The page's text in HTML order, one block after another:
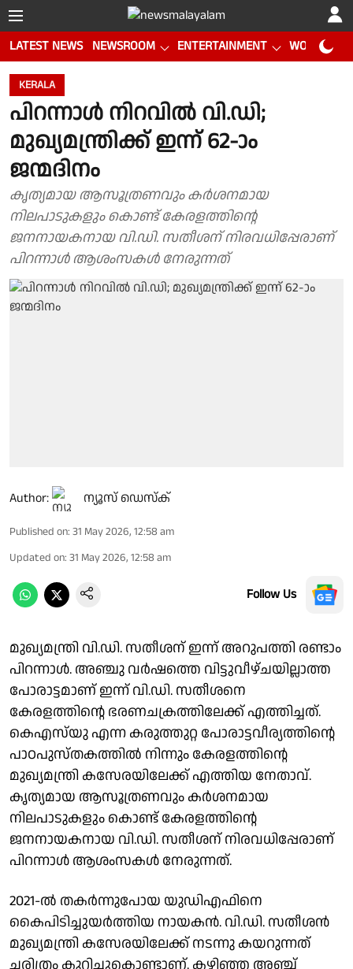
LATEST NEWS NEWSROOM ENTERTAINMENT WORLD CUP
KERALA
പിറന്നാൾ നിറവിൽ വി.ഡി;
മുഖ്യമന്ത്രിക്ക് ഇന്ന് 62-ാം
ജന്മദിനം
കൃത്യമായ ആസൂത്രണവും കർശനമായ
നിലപാടുകളും കൊണ്ട് കേരളത്തിൻ്റെ
ജനനായകനായ വി.ഡി. സതീശന് നിരവധിപ്പേരാണ്
പിറന്നാൾ ആശംസകൾ നേരുന്നത്
Author: ന്യൂസ് ഡെസ്ക്
Published on: 31 May 2026, 12:58 am
Updated on: 31 May 2026, 12:58 am
Follow Us
മുഖ്യമന്ത്രി വി.ഡി. സതീശന് ഇന്ന് അറുപത്തി രണ്ടാം
പിറന്നാൾ. അഞ്ചു വർഷത്തെ വിട്ടുവീഴ്ചയില്ലാത്ത
പോരാട്ടമാണ് ഇന്ന് വി.ഡി. സതീശനെ
കേരളത്തിൻ്റെ ഭരണചക്രത്തിലേക്ക് എത്തിച്ചത്.
കെഎസ്‌യു എന്ന കരുത്തുറ്റ പോരാട്ടവീര്യത്തിന്റെ
പാഠപുസ്തകത്തിൽ നിന്നും കേരളത്തിന്റെ
മുഖ്യമന്ത്രി കസേരയിലേക്ക് എത്തിയ നേതാവ്.
കൃത്യമായ ആസൂത്രണവും കർശനമായ
നിലപാടുകളും കൊണ്ട് കേരളത്തിൻ്റെ
ജനനായകനായ വി.ഡി. സതീശന് നിരവധിപ്പേരാണ്
പിറന്നാൾ ആശംസകൾ നേരുന്നത്.
2021-ൽ തകർന്നുപോയ യുഡിഎഫിനെ
കൈപിടിച്ചുയർത്തിയ നായകൻ. വി.ഡി. സതീശൻ
മുഖ്യമന്ത്രി കസേരയിലേക്ക് നടന്നു കയറുന്നത്
ചരിത്രം കുറിച്ചുകൊണ്ടാണ്. കഴിഞ്ഞ അഞ്ച്